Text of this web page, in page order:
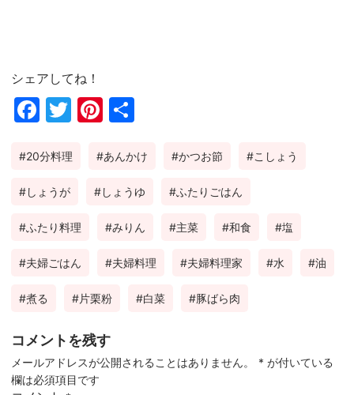
シェアしてね！
Fac
ok
Twi
Pin
est
20分料理 あんかけ かつお節 こしょう
しょうが しょうゆ ふたりごはん
ふたり料理 みりん 主菜 和食 塩
夫婦ごはん 夫婦料理 夫婦料理家 水 油
煮る 片栗粉 白菜 豚ばら肉
コメントを残す
メールアドレスが公開されることはありません。 * が付いている
欄は必須項目です